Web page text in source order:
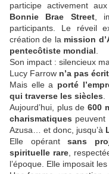
participe activement aux
Bonnie Brae Street,
participants. Le réveil
création de la mission
pentecôtiste mondial
Son impact : silencieux
Lucy Farrow n’a pas
Mais elle a porté
qui traverse les siècles
Aujourd’hui, plus de 600
charismatiques peuvent
Azusa… et donc, jusqu’à
Elle opérantsans
spirituelle rare,
l’époque. Elle imposait